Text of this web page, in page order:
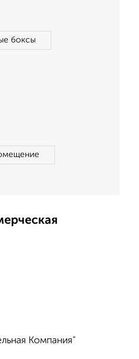
боксы
Компания"